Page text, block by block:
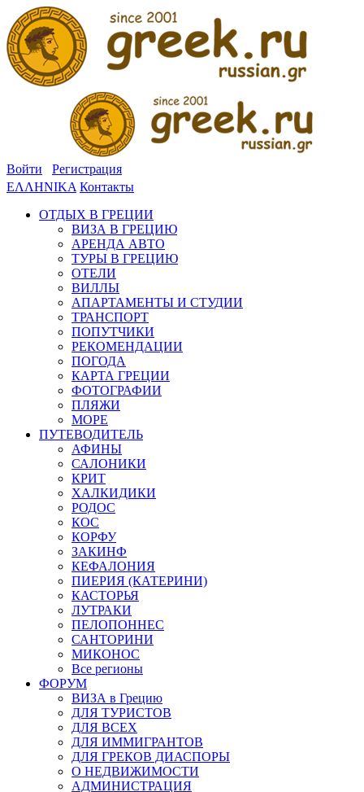
Войти
Регистрация
ΕΛΛΗΝΙΚΑ Контакты
ОТДЫХ В ГРЕЦИИ
ВИЗА В ГРЕЦИЮ
АРЕНДА АВТО
ТУРЫ В ГРЕЦИЮ
ОТЕЛИ
ВИЛЛЫ
АПАРТАМЕНТЫ И СТУДИИ
ТРАНСПОРТ
ПОПУТЧИКИ
РЕКОМЕНДАЦИИ
ПОГОДА
КАРТА ГРЕЦИИ
ФОТОГРАФИИ
ПЛЯЖИ
МОРЕ
ПУТЕВОДИТЕЛЬ
АФИНЫ
САЛОНИКИ
КРИТ
ХАЛКИДИКИ
РОДОС
КОС
КОРФУ
ЗАКИНФ
КЕФАЛОНИЯ
ПИЕРИЯ (КАТЕРИНИ)
КАСТОРЬЯ
ЛУТРАКИ
ПЕЛОПОННЕС
САНТОРИНИ
МИКОНОС
Все регионы
ФОРУМ
ВИЗА в Грецию
ДЛЯ ТУРИСТОВ
ДЛЯ ВСЕХ
ДЛЯ ИММИГРАНТОВ
ДЛЯ ГРЕКОВ ДИАСПОРЫ
О НЕДВИЖИМОСТИ
АДМИНИСТРАЦИЯ